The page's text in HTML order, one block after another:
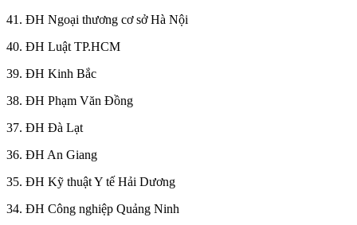
41. ĐH Ngoại thương cơ sở Hà Nội
40. ĐH Luật TP.HCM
39. ĐH Kinh Bắc
38. ĐH Phạm Văn Đồng
37. ĐH Đà Lạt
36. ĐH An Giang
35. ĐH Kỹ thuật Y tế Hải Dương
34. ĐH Công nghiệp Quảng Ninh